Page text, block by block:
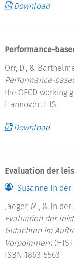
Download
Performance-
Orr, D., &
Performance-
the OECD working
Hannover: HIS.
Download
Evaluation der
Susanne In der
Jaeger, M., & In
Evaluation der
Gutachten im
Vorpommern
ISBN 1863-5563